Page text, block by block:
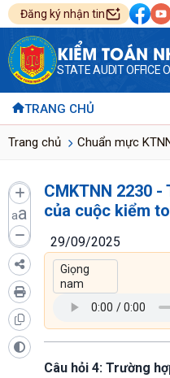
Đăng ký nhận tin
KIỂM TOÁN
STATE AUDIT OFFICE
TRANG CHỦ
Trang chủ Chuẩn mực
aa
CMKTNN 2230
của cuộc kiểm
29/09/2025
Câu hỏi 4: Trường